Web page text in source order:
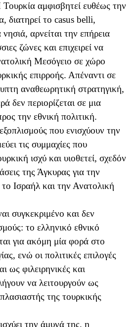
αμφισβητεί ευθέως την
διατηρεί το casus belli,
νησιά, αρνείται την επήρεια
ζώνες και επιχειρεί να
Μεσόγειο σε χώρο
επιρροής. Απέναντι σε
αναθεωρητική στρατηγική,
δεν περιορίζεται σε μια
την εθνική πολιτική.
που ενισχύουν την
τις συμμαχίες που
ισχύ και υιοθετεί, σχεδόν
της Άγκυρας για την
Ισραήλ και την Ανατολική
συγκεκριμένο και δεν
το ελληνικό εθνικό
για ακόμη μία φορά στο
ενώ οι πολιτικές επιλογές
ως φιλειρηνικές και
να λειτουργούν ως
της τουρκικής
την άμυνά της, η